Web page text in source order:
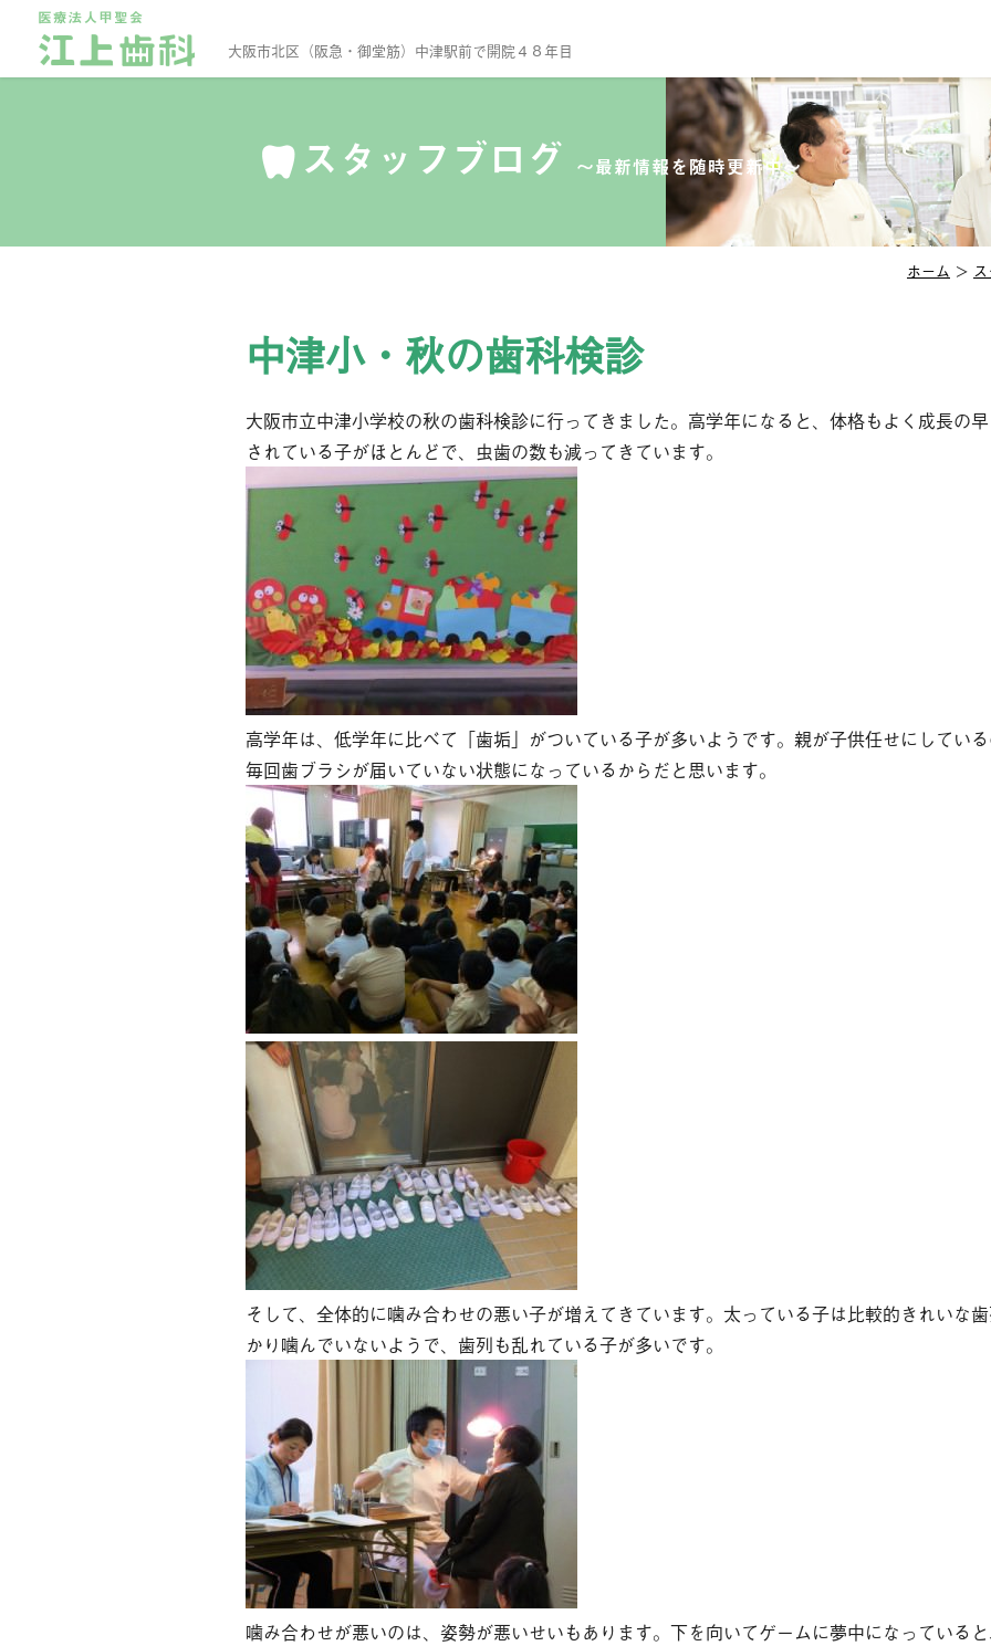
大阪市北区（阪急・御堂筋）中津駅前で開院４８年目
当
スタッフブログ 〜最新情報を随時更新中〜
ホーム ＞
中津小・秋の歯科検診
大阪市立中津小学校の秋の歯科検診に行ってきました。高学年になると、体格もよく成長の
されている子がほとんどで、虫歯の数も減ってきています。
高学年は、低学年に比べて「歯垢」がついている子が多いようです。親が子供任せにしてい
毎回歯ブラシが届いていない状態になっているからだと思います。
そして、全体的に噛み合わせの悪い子が増えてきています。太っている子は比較的きれいな
かり噛んでいないようで、歯列も乱れている子が多いです。
噛み合わせが悪いのは、姿勢が悪いせいもあります。下を向いてゲームに夢中になっている